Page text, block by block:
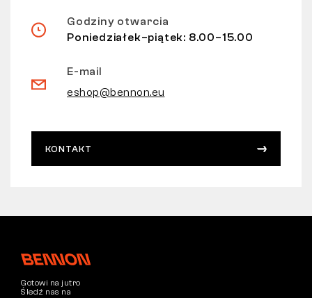
Godziny otwarcia
Poniedziałek–piątek: 8.00–15.00
E-mail
eshop@bennon.eu
KONTAKT
Gotowi na jutro
Śledź nas na